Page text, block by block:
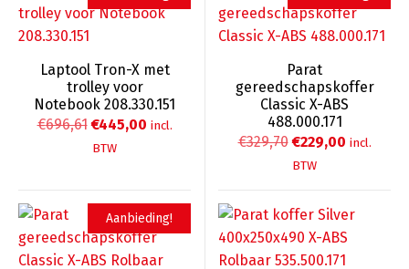
Laptool Tron-X met
trolley voor
Notebook 208.330.151
€696,61Oorspronkelijke
prijs
€445,00Huidige
incl.
BTW
Parat
gereedschapskoffer
Classic X-ABS
488.000.171
€329,70Oorspronkelijke
prijs
€329,70.
€229,00Huidige
€229,00.
incl.
BTW
Aanbieding!